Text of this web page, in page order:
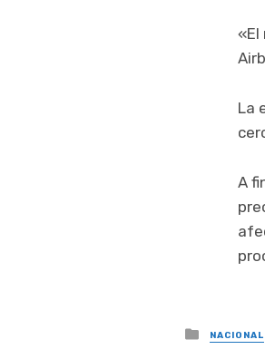
«El
La
A
Posted
in
NACIONAL